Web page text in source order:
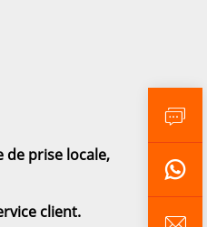
de prise locale,
client.